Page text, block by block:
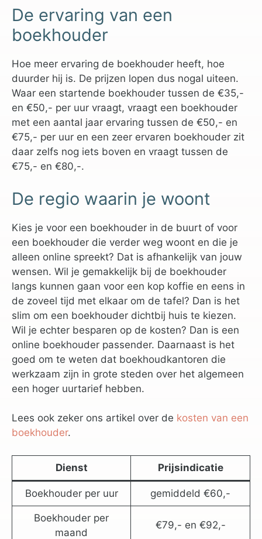
De ervaring van een
boekhouder
Hoe meer ervaring de boekhouder heeft, hoe
duurder hij is. De prijzen lopen dus nogal uiteen.
Waar een startende boekhouder tussen de €35,-
en €50,- per uur vraagt, vraagt een boekhouder
met een aantal jaar ervaring tussen de €50,- en
€75,- per uur en een zeer ervaren boekhouder zit
daar zelfs nog iets boven en vraagt tussen de
€75,- en €80,-.
De regio waarin je woont
Kies je voor een boekhouder in de buurt of voor
een boekhouder die verder weg woont en die je
alleen online spreekt? Dat is afhankelijk van jouw
wensen. Wil je gemakkelijk bij de boekhouder
langs kunnen gaan voor een kop koffie en eens in
de zoveel tijd met elkaar om de tafel? Dan is het
slim om een boekhouder dichtbij huis te kiezen.
Wil je echter besparen op de kosten? Dan is een
online boekhouder passender. Daarnaast is het
goed om te weten dat boekhoudkantoren die
werkzaam zijn in grote steden over het algemeen
een hoger uurtarief hebben.
Lees ook zeker ons artikel over de kosten van een
boekhouder.
Dienst Prijsindicatie
Boekhouder per uur gemiddeld €60,-
Boekhouder per
maand
€79,- en €92,-